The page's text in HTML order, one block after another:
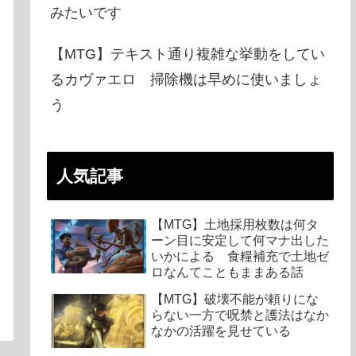
みたいです
【MTG】テキスト通り複雑な挙動をしてい
るカヴァエロ 掃除機は早めに使いましょ
う
人気記事
【MTG】土地採用枚数は何タ
ーン目に安定して何マナ出した
いかによる 食糧補充で土地ゼ
ロなんてこともままある話
【MTG】破壊不能が頼りにな
らない一方で呪禁と護法はなか
なかの活躍を見せている